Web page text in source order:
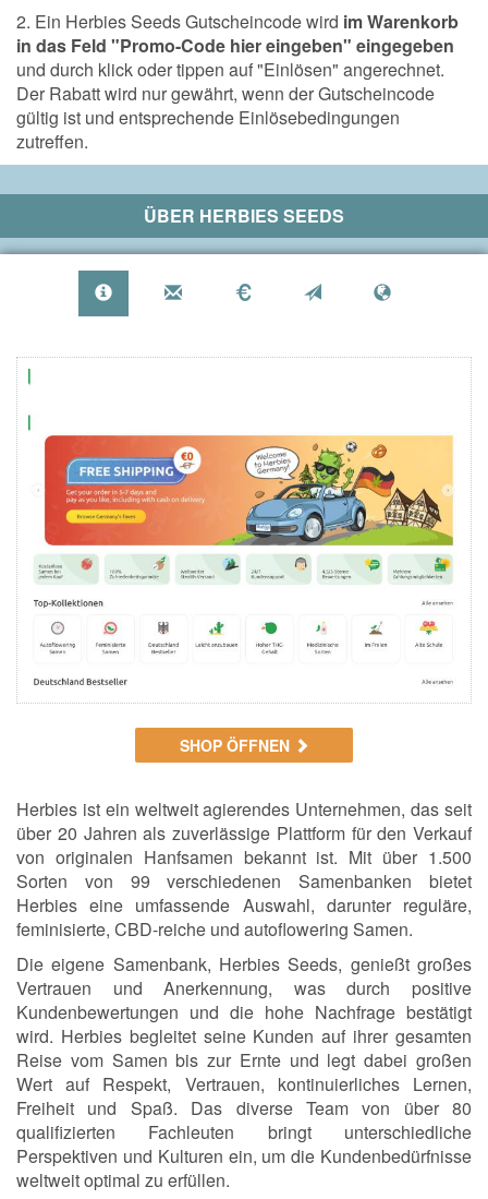
2. Ein Herbies Seeds Gutscheincode wird im Warenkorb
in das Feld "Promo-Code hier eingeben" eingegeben
und durch klick oder tippen auf "Einlösen" angerechnet.
Der Rabatt wird nur gewährt, wenn der Gutscheincode
gültig ist und entsprechende Einlösebedingungen
zutreffen.
ÜBER HERBIES SEEDS
SHOP ÖFFNEN
Herbies ist ein weltweit agierendes Unternehmen, das seit
über 20 Jahren als zuverlässige Plattform für den Verkauf
von originalen Hanfsamen bekannt ist. Mit über 1.500
Sorten von 99 verschiedenen Samenbanken bietet
Herbies eine umfassende Auswahl, darunter reguläre,
feminisierte, CBD-reiche und autoflowering Samen.
Die eigene Samenbank, Herbies Seeds, genießt großes
Vertrauen und Anerkennung, was durch positive
Kundenbewertungen und die hohe Nachfrage bestätigt
wird. Herbies begleitet seine Kunden auf ihrer gesamten
Reise vom Samen bis zur Ernte und legt dabei großen
Wert auf Respekt, Vertrauen, kontinuierliches Lernen,
Freiheit und Spaß. Das diverse Team von über 80
qualifizierten Fachleuten bringt unterschiedliche
Perspektiven und Kulturen ein, um die Kundenbedürfnisse
weltweit optimal zu erfüllen.